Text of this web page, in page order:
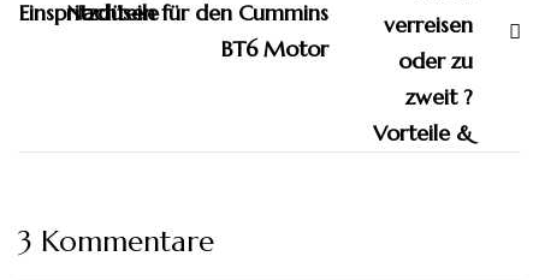
Einspritzdüsen für den Cummins
BT6 Motor
3 Kommentare